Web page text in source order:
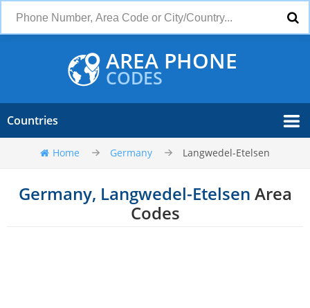
AREA PHONE
CODES
Countries
Home Germany Langwedel-Etelsen
Germany, Langwedel-Etelsen Area
Codes